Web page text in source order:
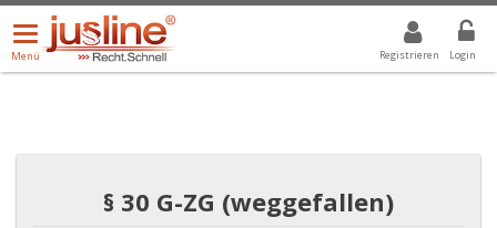
Registrieren Login
Menü
öffnen/schließen
Menü
ALLE DROPDOWN: GEWÄHLTER WERT IST ALLE
§ 30 G-ZG (weggefallen)